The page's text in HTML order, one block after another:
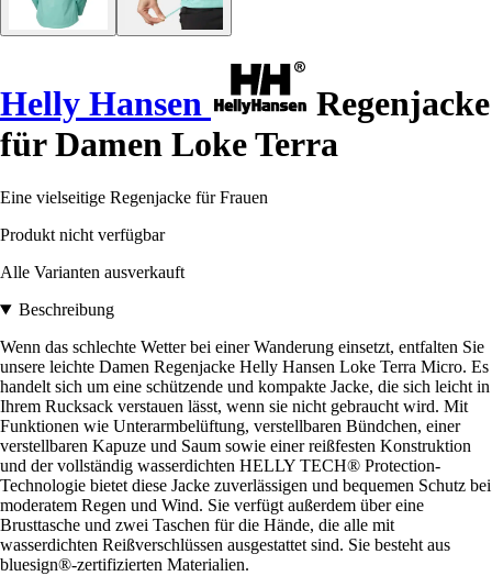
Helly Hansen
Regenjacke
für Damen Loke Terra
Eine vielseitige Regenjacke für Frauen
Produkt nicht verfügbar
Alle Varianten ausverkauft
Beschreibung
Wenn das schlechte Wetter bei einer Wanderung einsetzt, entfalten Sie
unsere leichte Damen Regenjacke Helly Hansen Loke Terra Micro. Es
handelt sich um eine schützende und kompakte Jacke, die sich leicht in
Ihrem Rucksack verstauen lässt, wenn sie nicht gebraucht wird. Mit
Funktionen wie Unterarmbelüftung, verstellbaren Bündchen, einer
verstellbaren Kapuze und Saum sowie einer reißfesten Konstruktion
und der vollständig wasserdichten HELLY TECH® Protection-
Technologie bietet diese Jacke zuverlässigen und bequemen Schutz bei
moderatem Regen und Wind. Sie verfügt außerdem über eine
Brusttasche und zwei Taschen für die Hände, die alle mit
wasserdichten Reißverschlüssen ausgestattet sind. Sie besteht aus
bluesign®-zertifizierten Materialien.